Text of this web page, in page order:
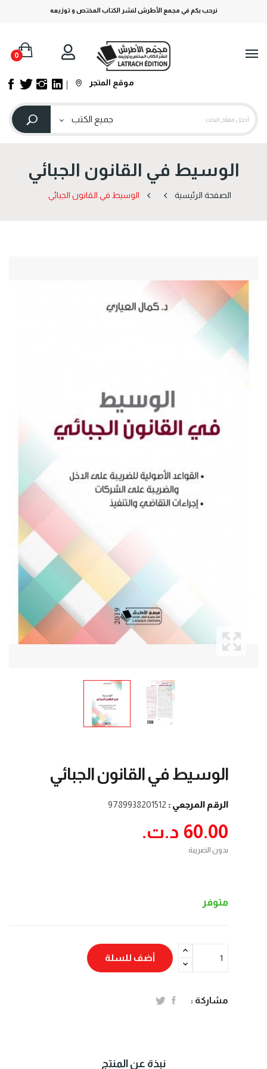
نرحب بكم في مجمع الأطرش لنشر الكتاب المختص و توزيعه
0
موقع المتجر
الوسيط في القانون الجبائي
الصفحة الرئيسية الوسيط في القانون الجبائي
الوسيط في القانون الجبائي
الرقم المرجعي : 9789938201512
60.00 د.ت.‏
بدون الضريبة
متوفر
أضف للسلة
مشاركة :
نبذة عن المنتج